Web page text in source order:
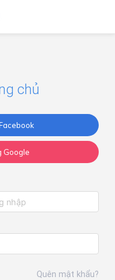
chủ
Google
Quên mật khẩu?